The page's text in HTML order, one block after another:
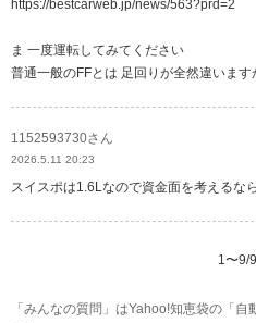
https://bestcarweb.jp/news/563?prd=2
ま 一度運転してみてください
普通一般のFFとは 足回りが全然違います
1152593730さん
2026.5.11 20:23
スイスポは1.6Lなので資金面を考えるな
1 〜9/9
「みんなの質問」はYahoo!知恵袋の「